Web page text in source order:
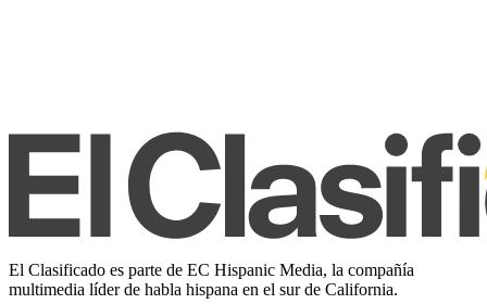
El Clasificado es parte de EC Hispanic Media, la compañía
multimedia líder de habla hispana en el sur de California.